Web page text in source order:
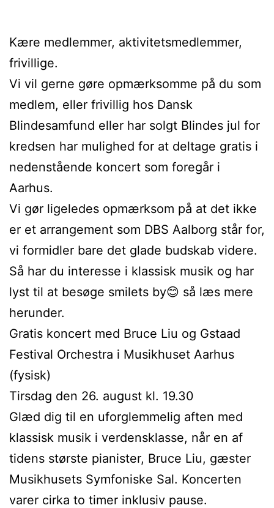
Kære medlemmer, aktivitetsmedlemmer,
frivillige.
Vi vil gerne gøre opmærksomme på du som
medlem, eller frivillig hos Dansk
Blindesamfund eller har solgt Blindes jul for
kredsen har mulighed for at deltage gratis i
nedenstående koncert som foregår i
Aarhus.
Vi gør ligeledes opmærksom på at det ikke
er et arrangement som DBS Aalborg står for,
vi formidler bare det glade budskab videre.
Så har du interesse i klassisk musik og har
lyst til at besøge smilets by😊 så læs mere
herunder.
Gratis koncert med Bruce Liu og Gstaad
Festival Orchestra i Musikhuset Aarhus
(fysisk)
Tirsdag den 26. august kl. 19.30
Glæd dig til en uforglemmelig aften med
klassisk musik i verdensklasse, når en af
tidens største pianister, Bruce Liu, gæster
Musikhusets Symfoniske Sal. Koncerten
varer cirka to timer inklusiv pause.